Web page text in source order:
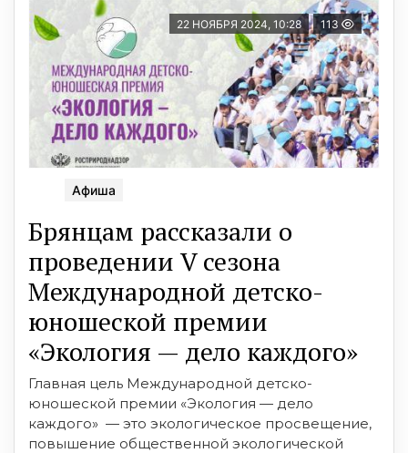
22 НОЯБРЯ 2024, 10:28 113
Афиша
Брянцам рассказали о
проведении V сезона
Международной детско-
юношеской премии
«Экология — дело каждого»
Главная цель Международной детско-
юношеской премии «Экология — дело
каждого» — это экологическое просвещение,
повышение общественной экологической